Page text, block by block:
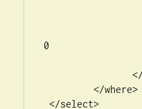
0
</select>